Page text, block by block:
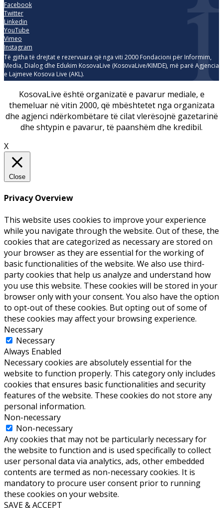
Facebook
Twitter
Linkedin
YouTube
Vimeo
Instagram
Të gjitha të drejtat e rezervuara që nga viti 2000 Fondacioni për Informim,
Media, Dialog dhe Edukim KosovaLive (KosovaLive/KIMDE), më parë Agjencia
e Lajmeve Kosova Live (AKL).
KosovaLive është organizatë e pavarur mediale, e
themeluar në vitin 2000, që mbështetet nga organizata
dhe agjenci ndërkombëtare të cilat vlerësojnë gazetarinë
dhe shtypin e pavarur, të paanshëm dhe kredibil.
X
Close
Privacy Overview
This website uses cookies to improve your experience
while you navigate through the website. Out of these, the
cookies that are categorized as necessary are stored on
your browser as they are essential for the working of
basic functionalities of the website. We also use third-
party cookies that help us analyze and understand how
you use this website. These cookies will be stored in your
browser only with your consent. You also have the option
to opt-out of these cookies. But opting out of some of
these cookies may affect your browsing experience.
Necessary
Necessary
Always Enabled
Necessary cookies are absolutely essential for the
website to function properly. This category only includes
cookies that ensures basic functionalities and security
features of the website. These cookies do not store any
personal information.
Non-necessary
Non-necessary
Any cookies that may not be particularly necessary for
the website to function and is used specifically to collect
user personal data via analytics, ads, other embedded
contents are termed as non-necessary cookies. It is
mandatory to procure user consent prior to running
these cookies on your website.
SAVE & ACCEPT